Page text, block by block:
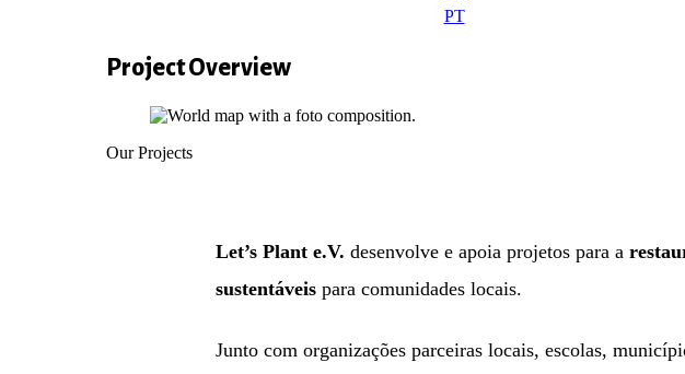
PT
Project Overview
Our Projects
Let’s Plant e.V. desenvolve e apoia projetos para a
sustentáveis para comunidades locais.
Junto com organizações parceiras locais, escolas,